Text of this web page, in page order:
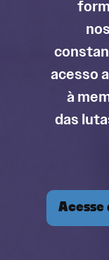
acesso
à
das
Acesse